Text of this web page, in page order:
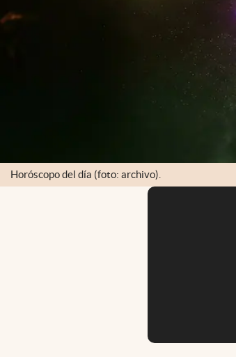
Horóscopo del día (foto: archivo).